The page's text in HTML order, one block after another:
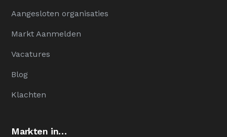
Aangesloten organisaties
Markt Aanmelden
Vacatures
Blog
Klachten
Markten in…